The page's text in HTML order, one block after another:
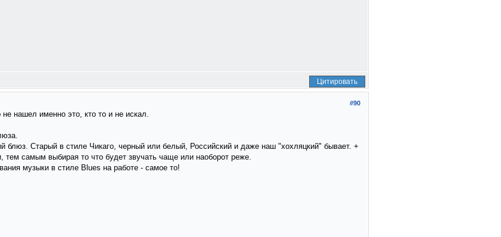
Цитировать
#90
нашел именно это, кто то и не искал.
блюз. Старый в стиле Чикаго, черный или белый, Российский и даже наш "хохляцкий" бывает. +
тем самым выбирая то что будет звучать чаще или наоборот реже.
музыки в стиле Blues на работе - самое то!